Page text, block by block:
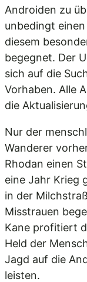
Androiden zu
unbedingt
diesem
begegnet. Der
sich auf die
Vorhaben. Alle
die
Nur der
Wanderer
Rhodan einen
eine Jahr Krieg
in der
Misstrauen
Kane profitiert
Held der
Jagd auf die
leisten.